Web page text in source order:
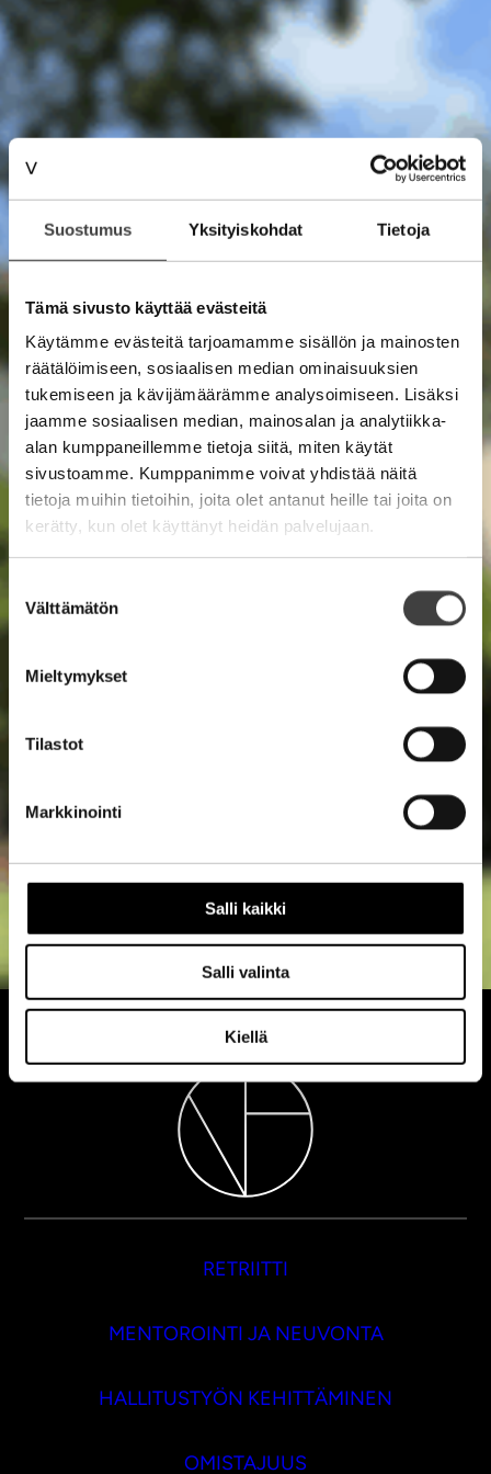
Suostumus Yksityiskohdat Tietoja
Tämä sivusto käyttää evästeitä
Käytämme evästeitä tarjoamamme sisällön ja mainosten
räätälöimiseen, sosiaalisen median ominaisuuksien
tukemiseen ja kävijämäärämme analysoimiseen. Lisäksi
jaamme sosiaalisen median, mainosalan ja analytiikka-
alan kumppaneillemme tietoja siitä, miten käytät
sivustoamme. Kumppanimme voivat yhdistää näitä
tietoja muihin tietoihin, joita olet antanut heille tai joita on
kerätty, kun olet käyttänyt heidän palvelujaan.
valinta
Välttämätön
Mieltymykset
Tilastot
Markkinointi
Salli kaikki
Salli valinta
Kiellä
RETRIITTI
MENTOROINTI JA NEUVONTA
HALLITUSTYÖN KEHITTÄMINEN
OMISTAJUUS